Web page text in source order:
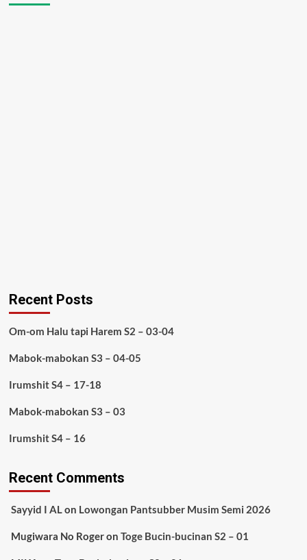
Recent Posts
Om-om Halu tapi Harem S2 – 03-04
Mabok-mabokan S3 – 04-05
Irumshit S4 – 17-18
Mabok-mabokan S3 – 03
Irumshit S4 – 16
Recent Comments
Sayyid I ALon Lowongan Pantsubber Musim Semi 2026
Mugiwara No Rogeron Toge Bucin-bucinan S2 – 01